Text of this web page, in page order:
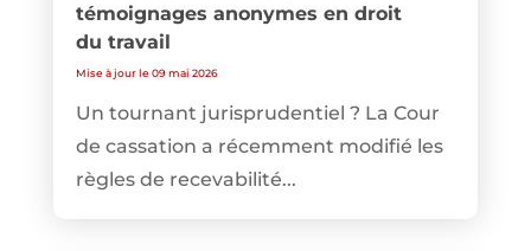
témoignages anonymes en droit
du travail
Mise à jour le 09 mai 2026
Un tournant jurisprudentiel ? La Cour
de cassation a récemment modifié les
règles de recevabilité...